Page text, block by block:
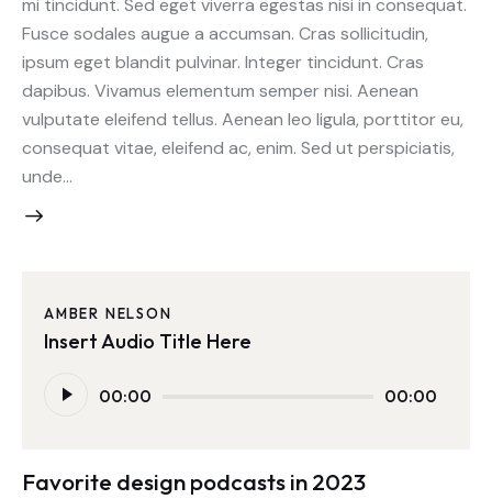
mi tincidunt. Sed eget viverra egestas nisi in consequat.
Fusce sodales augue a accumsan. Cras sollicitudin,
ipsum eget blandit pulvinar. Integer tincidunt. Cras
dapibus. Vivamus elementum semper nisi. Aenean
vulputate eleifend tellus. Aenean leo ligula, porttitor eu,
consequat vitae, eleifend ac, enim. Sed ut perspiciatis,
unde…
AMBER NELSON
Insert Audio Title Here
Player
00:00 00:00
Favorite design podcasts in 2023